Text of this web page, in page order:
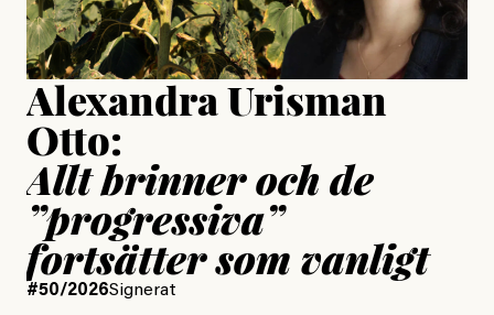
Uppdaterad15 July, 2026
Alexandra Urisman
Otto:
Allt brinner och de
”progressiva”
fortsätter som vanligt
#50/2026Signerat